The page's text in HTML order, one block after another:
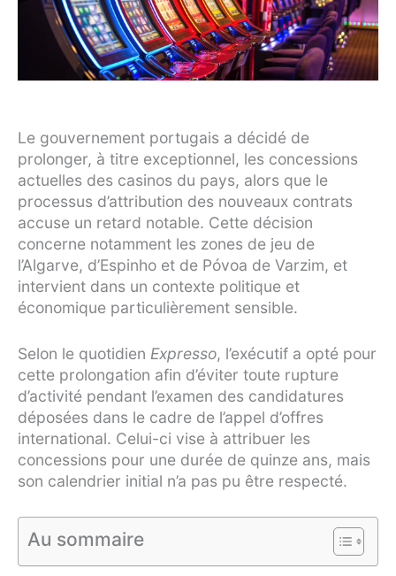
Le gouvernement portugais a décidé de
prolonger, à titre exceptionnel, les concessions
actuelles des casinos du pays, alors que le
processus d’attribution des nouveaux contrats
accuse un retard notable. Cette décision
concerne notamment les zones de jeu de
l’Algarve, d’Espinho et de Póvoa de Varzim, et
intervient dans un contexte politique et
économique particulièrement sensible.
Selon le quotidien Expresso, l’exécutif a opté pour
cette prolongation afin d’éviter toute rupture
d’activité pendant l’examen des candidatures
déposées dans le cadre de l’appel d’offres
international. Celui-ci vise à attribuer les
concessions pour une durée de quinze ans, mais
son calendrier initial n’a pas pu être respecté.
Au sommaire